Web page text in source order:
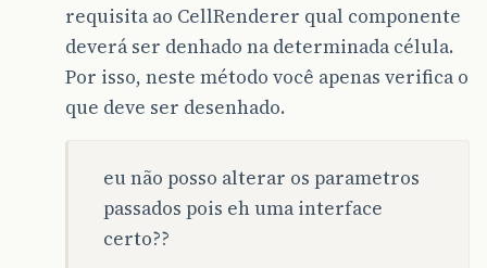
requisita ao CellRenderer qual componente
deverá ser denhado na determinada célula.
Por isso, neste método você apenas verifica o
que deve ser desenhado.
eu não posso alterar os parametros
passados pois eh uma interface
certo??